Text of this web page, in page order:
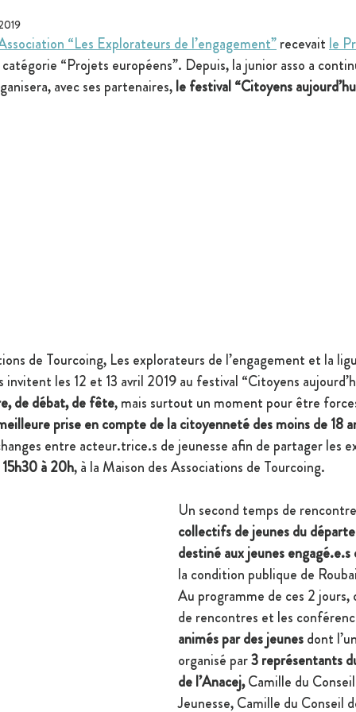
“Les Explorateurs de l’engagement” recevait le
“Projets européens”. Depuis, la junior asso a
avec ses partenaires, le festival “Citoyens
de Tourcoing, Les explorateurs de l’engagement et la
invitent les 12 et 13 avril 2019 au festival “Citoyens
de débat, de fête, mais surtout un moment pour être
prise en compte de la citoyenneté des moins de 18
entre acteur.trice.s de jeunesse afin de partager les
à 20h, à la Maison des Associations de Tourcoing.
Un second temps de
collectifs de jeunes du
destiné aux jeunes engagé.e.s
la condition publique de
Au programme de ces 2
de rencontres et les
animés par des jeunes dont
organisé par 3 représentants
de l’Anacej, Camille du
Jeunesse, Camille du Conseil